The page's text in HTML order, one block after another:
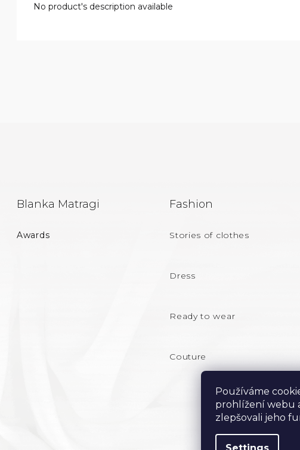
Používáme
prohlížení webu
zlepšovali jeho
No product's description available
Blanka Matragi
Awards
Fashion
Stories of clothes
Dress
Ready to wear
Couture